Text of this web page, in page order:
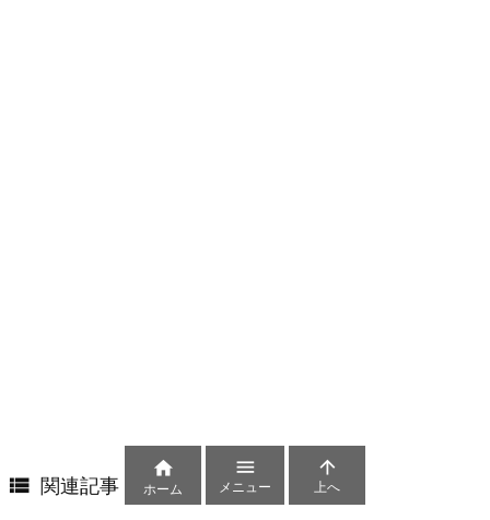
 関連記事

ホーム

メニュー

上へ